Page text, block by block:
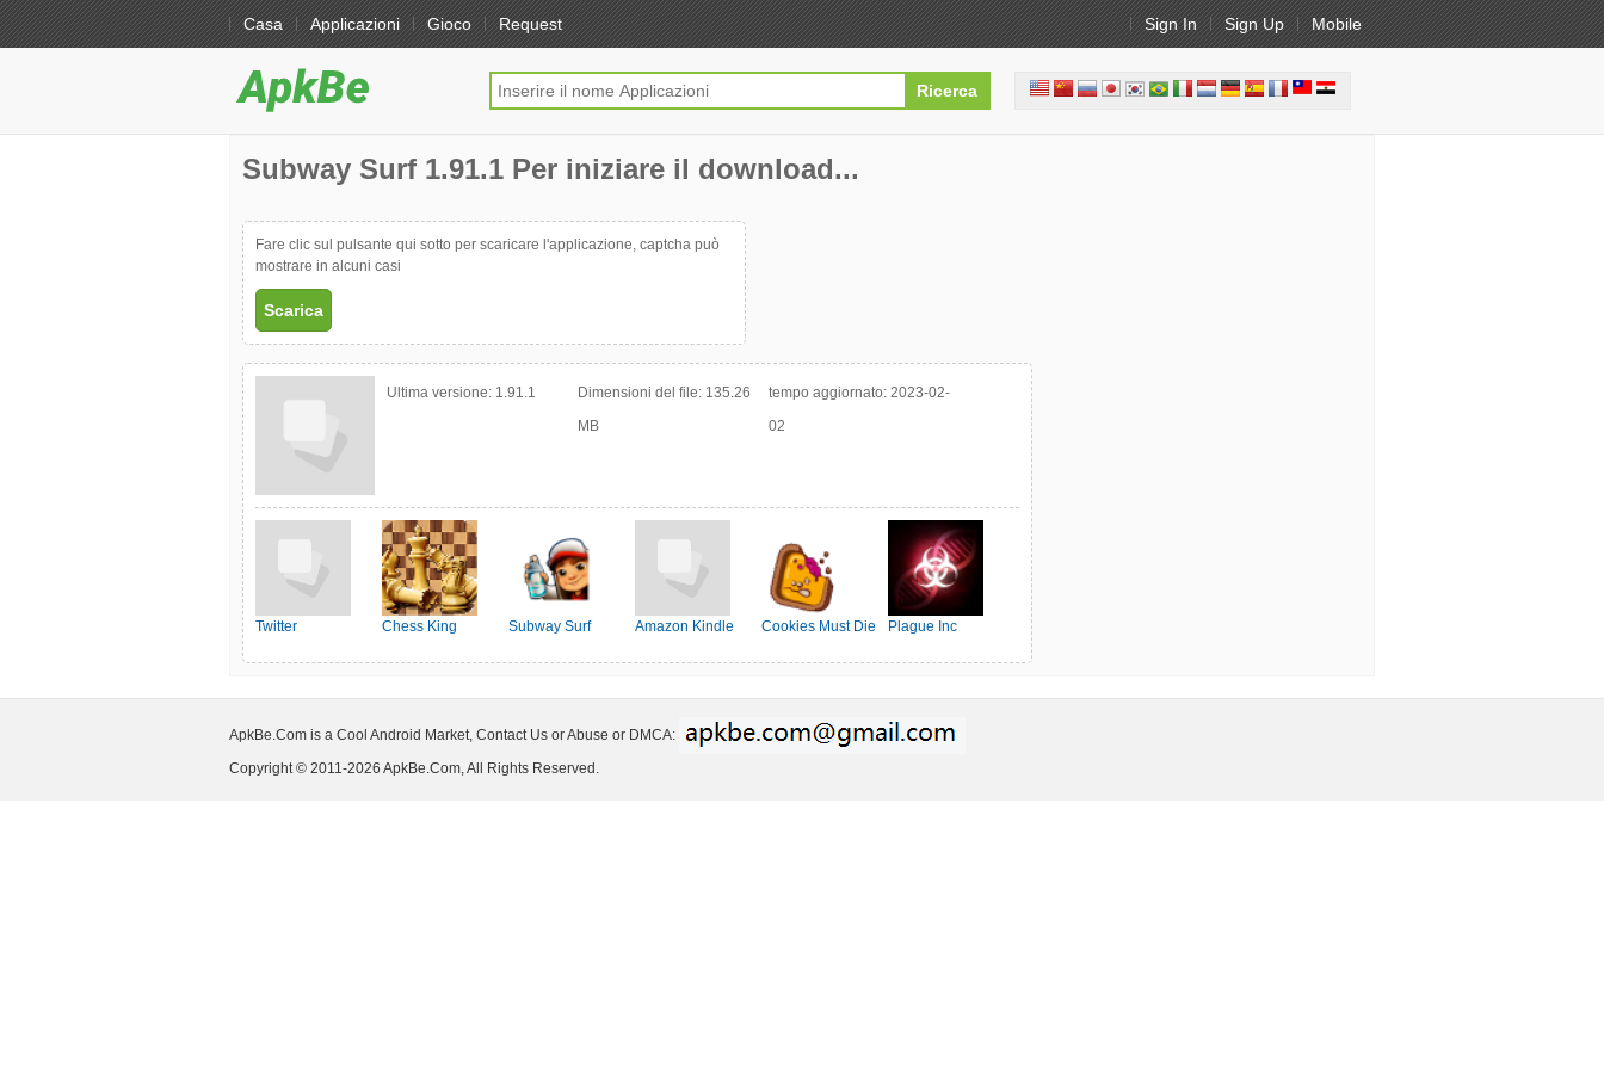
Casa Applicazioni Gioco Request Sign In Sign Up Mobile
Subway Surf 1.91.1 Per iniziare il download...
Fare clic sul pulsante qui sotto per scaricare l'applicazione, captcha può
mostrare in alcuni casi
Scarica
Ultima versione: 1.91.1 Dimensioni del file: 135.26
MB
tempo aggiornato: 2023-02-
02
Twitter Chess King Subway Surf Amazon Kindle Cookies Must Die Plague Inc
ApkBe.Com is a Cool Android Market, Contact Us or Abuse or DMCA:
Copyright © 2011-2026 ApkBe.Com, All Rights Reserved.